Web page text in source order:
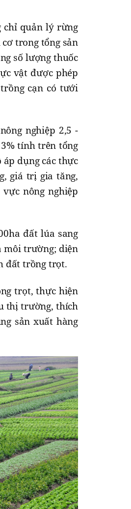
chỉ quản lý rừng
trong tổng sản
số lượng thuốc
vật được phép
cạn có tưới
nghiệp 2,5 -
tính trên tổng
dụng các thực
giá trị gia tăng,
nông nghiệp
đất lúa sang
môi trường; diện
đất trồng trọt.
trọt, thực hiện
thị trường, thích
sản xuất hàng